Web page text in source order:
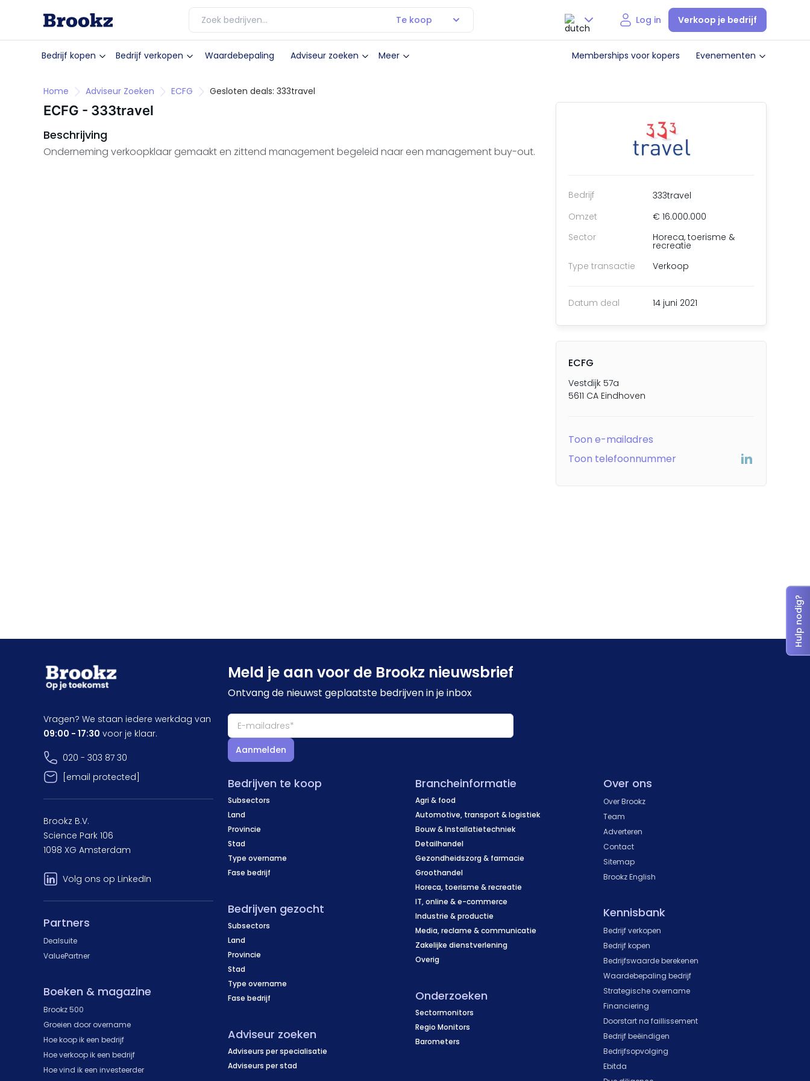
Te koop
Nederlands
Log in Verkoop je bedrijf
Bedrijf kopen Bedrijf verkopen Waardebepaling Adviseur zoeken Meer Memberships voor kopers Evenementen
Home Adviseur Zoeken ECFG Gesloten deals: 333travel
ECFG - 333travel
Beschrijving
Onderneming verkoopklaar gemaakt en zittend management begeleid naar een management buy-out.
Bedrijf
333travel
Omzet
€ 16.000.000
Sector
Horeca, toerisme &
recreatie
Type transactie
Verkoop
Datum deal 14 juni 2021
ECFG
Vestdijk 57a
5611 CA Eindhoven
Toon e-mailadres
Toon telefoonnummer
Meld je aan voor de Brookz nieuwsbrief
Ontvang de nieuwst geplaatste bedrijven in je inbox
Aanmelden
Bedrijven te koop
Subsectors
Land
Provincie
Stad
Type overname
Fase bedrijf
Bedrijven gezocht
Subsectors
Land
Provincie
Stad
Type overname
Fase bedrijf
Adviseur zoeken
Adviseurs per specialisatie
Adviseurs per stad
Brancheinformatie
Agri & food
Automotive, transport & logistiek
Bouw & Installatietechniek
Detailhandel
Gezondheidszorg & farmacie
Groothandel
Horeca, toerisme & recreatie
IT, online & e-commerce
Industrie & productie
Media, reclame & communicatie
Zakelijke dienstverlening
Overig
Onderzoeken
Sectormonitors
Regio Monitors
Barometers
Over ons
Over Brookz
Team
Adverteren
Contact
Sitemap
Brookz English
Kennisbank
Bedrijf verkopen
Bedrijf kopen
Bedrijfswaarde berekenen
Waardebepaling bedrijf
Strategische overname
Financiering
Doorstart na faillissement
Bedrijf beëindigen
Bedrijfsopvolging
Ebitda
Vragen? We staan iedere werkdag van
09:00 - 17:30 voor je klaar.
020 - 303 87 30
[email protected]
Brookz B.V.
Science Park 106
1098 XG Amsterdam
Volg ons op LinkedIn
Partners
Dealsuite
ValuePartner
Boeken & magazine
Brookz 500
Groeien door overname
Hoe koop ik een bedrijf
Hoe verkoop ik een bedrijf
Hoe vind ik een investeerder
Hulp nodig?